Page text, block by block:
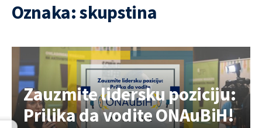
Oznaka:skupstina
Zauzmite lidersku poziciju:
Prilika da vodite ONAuBiH!